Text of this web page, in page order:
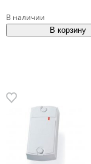
В наличии